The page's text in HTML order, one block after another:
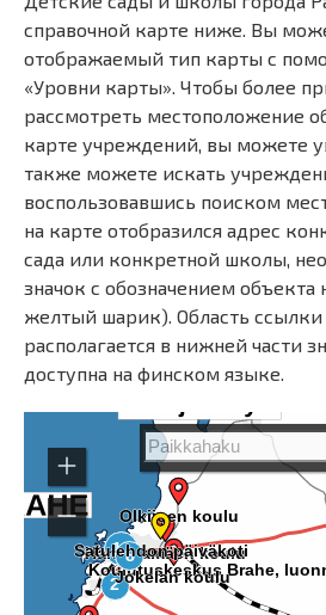
справочной карте ниже. Вы
отображаемый тип карты с
«Уровни карты». Чтобы более
рассмотреть местоположение
карте учреждений, вы можете
также можете искать
воспользовавшись поиском
на карте отобразился адрес
сада или конкретной школы,
значок с обозначением объекта
желтый шарик). Область ссылки
располагается в нижней части
доступна на финском языке.